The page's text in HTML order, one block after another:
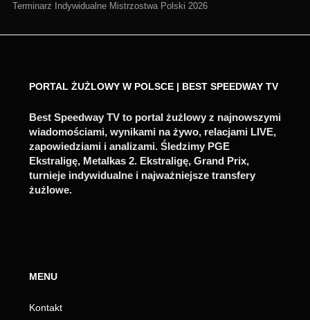
Terminarz Indywidualne Mistrzostwa Polski 2026
PORTAL ŻUŻLOWY W POLSCE | BEST SPEEDWAY TV
Best Speedway TV to portal żużlowy z najnowszymi
wiadomościami, wynikami na żywo, relacjami LIVE,
zapowiedziami i analizami. Śledzimy PGE
Ekstraligę, Metalkas 2. Ekstraligę, Grand Prix,
turnieje indywidualne i najważniejsze transfery
żużlowe.
MENU
Kontakt